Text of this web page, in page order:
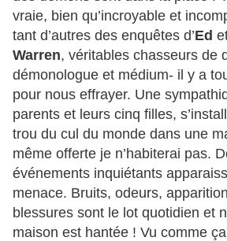
vraie, bien qu’incroyable et
tant d’autres des enquêtes d’Ed
Warren, véritables chasseurs de
démonologue et médium- il y a
pour nous effrayer. Une
parents et leurs cinq filles,
trou du cul du monde dans une
même offerte je n’habiterai pas.
événements inquiétants
menace. Bruits, odeurs,
blessures sont le lot quotidien et
maison est hantée ! Vu comme